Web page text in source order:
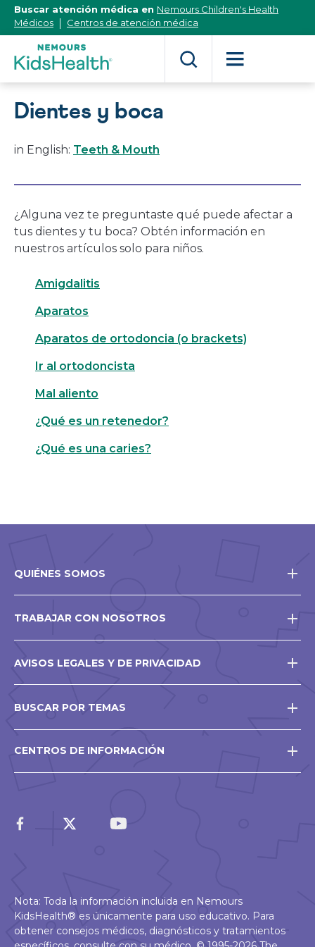
[Skip
Content]
Buscar atención médica en Nemours Children's Health
Médicos
Centros de atención médica
Dientes y boca
in English: Teeth & Mouth
¿Alguna vez te preguntaste qué puede afectar a
tus dientes y tu boca? Obtén información en
nuestros artículos solo para niños.
Amigdalitis
Aparatos
Aparatos de ortodoncia (o brackets)
Ir al ortodoncista
Mal aliento
¿Qué es un retenedor?
¿Qué es una caries?
QUIÉNES SOMOS
TRABAJAR CON NOSOTROS
AVISOS LEGALES Y DE PRIVACIDAD
BUSCAR POR TEMAS
CENTROS DE INFORMACIÓN
Nota: Toda la información incluida en Nemours
KidsHealth® es únicamente para uso educativo. Para
obtener consejos médicos, diagnósticos y tratamientos